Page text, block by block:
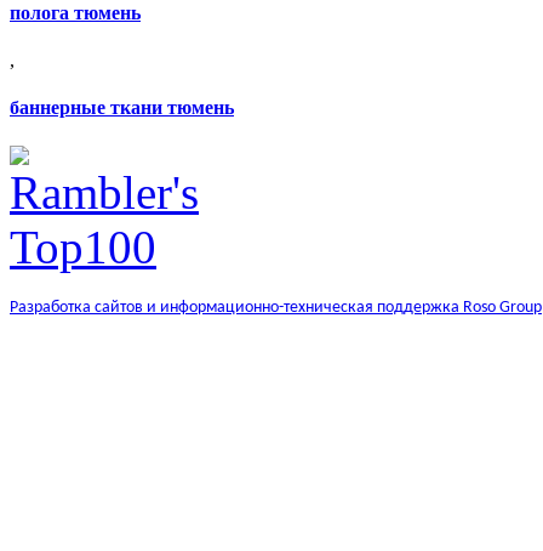
полога тюмень
,
баннерные ткани тюмень
Разработка сайтов и информационно-техническая поддержка Roso Group